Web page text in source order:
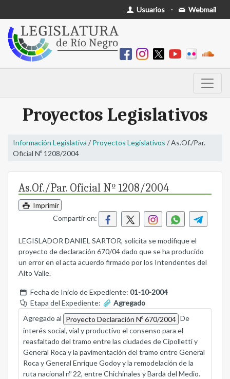
Usuarios - Webmail
Proyectos Legislativos
Información Legislativa / Proyectos Legislativos / As.Of./Par.
Oficial Nº 1208/2004
As.Of./Par. Oficial Nº 1208/2004
Imprimir
Compartir en:
LEGISLADOR DANIEL SARTOR, solicita se modifique el
proyecto de declaración 670/04 dado que se ha producido
un error en el acta acuerdo firmado por los Intendentes del
Alto Valle.
Fecha de Inicio de Expediente: 01-10-2004
Etapa del Expediente:
Agregado
Agregado al Proyecto Declaración Nº 670/2004 De
interés social, vial y productivo el consenso para el
reasfaltado del tramo entre las ciudades de Cipolletti y
General Roca y la pavimentación del tramo entre General
Roca y General Enrique Godoy y la remodelación de la
ruta nacional nº 22, entre Chichinales y Barda del Medio.